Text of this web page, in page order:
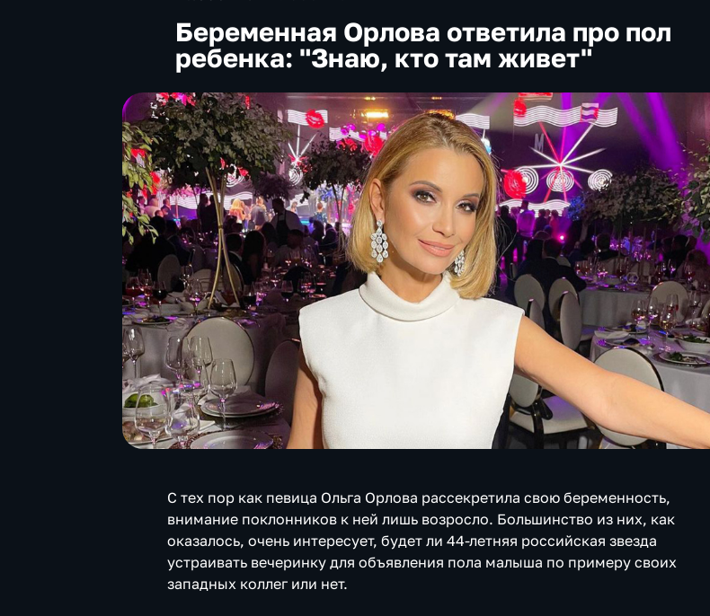
Беременная Орлова ответила про пол
ребенка: "Знаю, кто там живет"
С тех пор как певица Ольга Орлова рассекретила свою беременность,
внимание поклонников к ней лишь возросло. Большинство из них, как
оказалось, очень интересует, будет ли 44-летняя российская звезда
устраивать вечеринку для объявления пола малыша по примеру своих
западных коллег или нет.